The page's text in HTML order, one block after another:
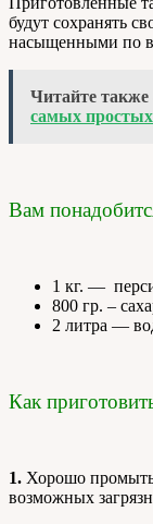
будут сохранять
насыщенными по
Читайте также
самых
Вам
1 кг. —
800 гр. –
2 литра —
Как
1. Хорошо
возможных